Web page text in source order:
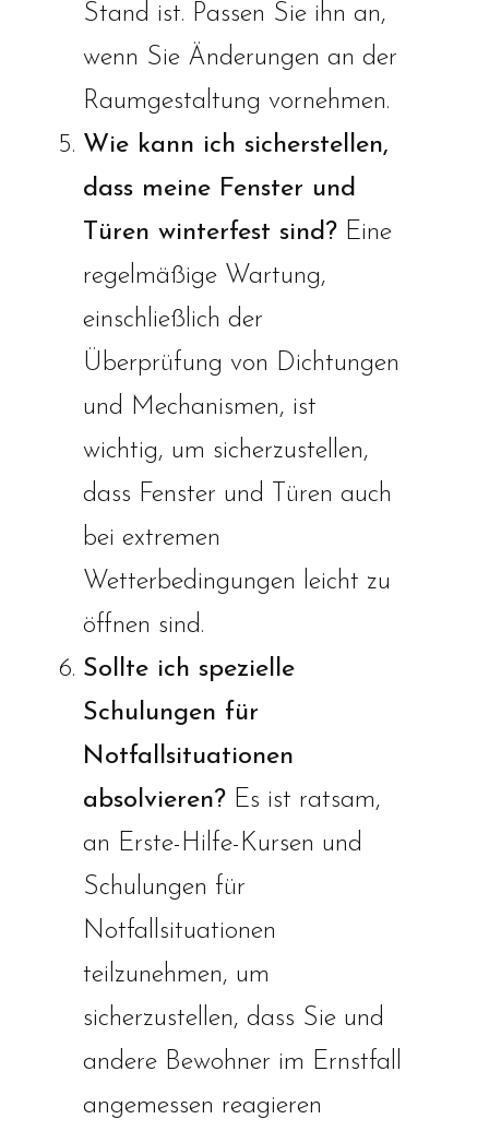
Stand ist. Passen Sie ihn an,
wenn Sie Änderungen an der
Raumgestaltung vornehmen.
Wie kann ich sicherstellen,
dass meine Fenster und
Türen winterfest sind?Eine
regelmäßige Wartung,
einschließlich der
Überprüfung von Dichtungen
und Mechanismen, ist
wichtig, um sicherzustellen,
dass Fenster und Türen auch
bei extremen
Wetterbedingungen leicht zu
öffnen sind.
Sollte ich spezielle
Schulungen für
Notfallsituationen
absolvieren?Es ist ratsam,
an Erste-Hilfe-Kursen und
Schulungen für
Notfallsituationen
teilzunehmen, um
sicherzustellen, dass Sie und
andere Bewohner im Ernstfall
angemessen reagieren